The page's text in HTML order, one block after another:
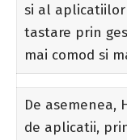
si al
tastare prin
mai comod si
De asemenea,
de aplicatii,